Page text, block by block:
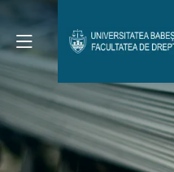
Avizier
Studii
Admitere